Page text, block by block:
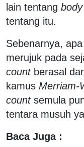
lain tentang
tentang itu.
Sebenarnya,
merujuk pada
countberasal
kamus Merriam-
countsemula
tentara musuh
Baca Juga :